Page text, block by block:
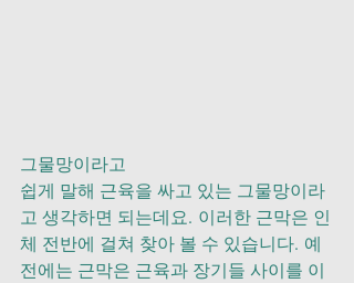
그물망이라고
쉽게 말해 근육을 싸고 있는 그물망이라
고 생각하면 되는데요. 이러한 근막은 인
체 전반에 걸쳐 찾아 볼 수 있습니다. 예
전에는 근막은 근육과 장기들 사이를 이